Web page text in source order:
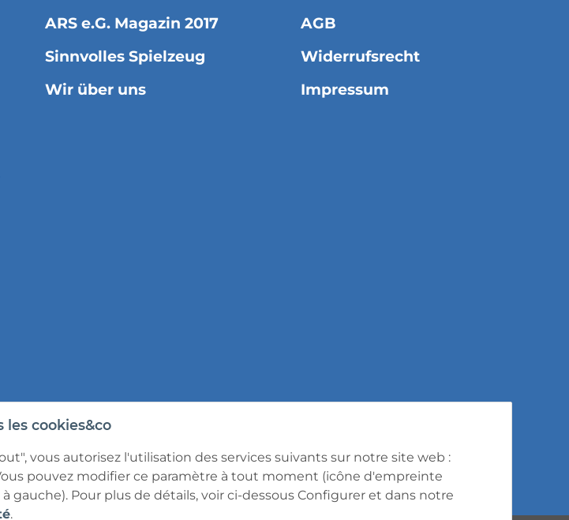
ARS e.G. Magazin 2017
Sinnvolles Spielzeug
Wir über uns
AGB
Widerrufsrecht
Impressum
cookies&co
vous autorisez l'utilisation des services suivants sur notre site web :
pouvez modifier ce paramètre à tout moment (icône d'empreinte
gauche). Pour plus de détails, voir ci-dessous Configurer et dans notre
.